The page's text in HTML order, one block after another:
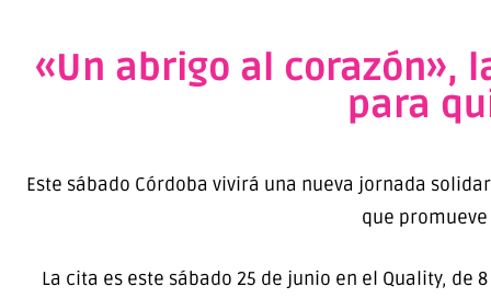
«Un abrigo al corazón»,
para
Este sábado Córdoba vivirá una nueva jornada
que
La cita es este sábado 25 de junio en el Quality,